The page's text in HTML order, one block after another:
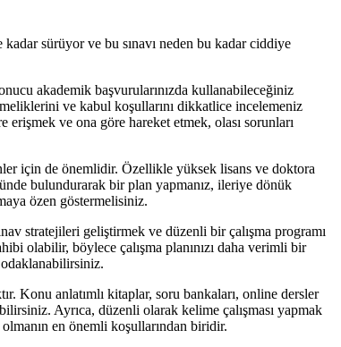
sürüyor ve bu sınavı neden bu kadar ciddiye
akademik başvurularınızda kullanabileceğiniz
ve kabul koşullarını dikkatlice incelemeniz
ve ona göre hareket etmek, olası sorunları
için de önemlidir. Özellikle yüksek lisans ve doktora
bulundurarak bir plan yapmanız, ileriye dönük
özen göstermelisiniz.
stratejileri geliştirmek ve düzenli bir çalışma programı
olabilir, böylece çalışma planınızı daha verimli bir
Konu anlatımlı kitaplar, soru bankaları, online dersler
Ayrıca, düzenli olarak kelime çalışması yapmak
olmanın en önemli koşullarından biridir.